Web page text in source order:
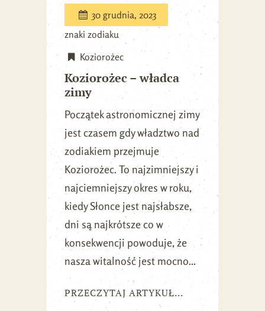
30 grudnia, 2023
znaki zodiaku
Koziorożec
Koziorożec – władca
zimy
Początek astronomicznej zimy
jest czasem gdy władztwo nad
zodiakiem przejmuje
Koziorożec. To najzimniejszy i
najciemniejszy okres w roku,
kiedy Słonce jest najsłabsze,
dni są najkrótsze co w
konsekwencji powoduje, że
nasza witalność jest mocno...
PRZECZYTAJ ARTYKUŁ...